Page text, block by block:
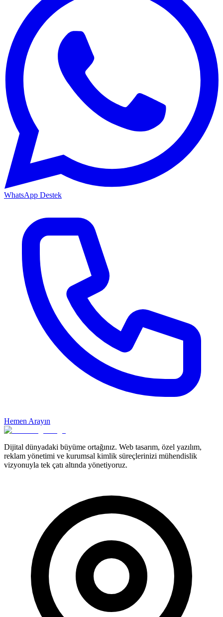
WhatsApp Destek
Hemen Arayın
Dijital dünyadaki büyüme ortağınız. Web tasarım, özel yazılım,
reklam yönetimi ve kurumsal kimlik süreçlerinizi mühendislik
vizyonuyla tek çatı altında yönetiyoruz.